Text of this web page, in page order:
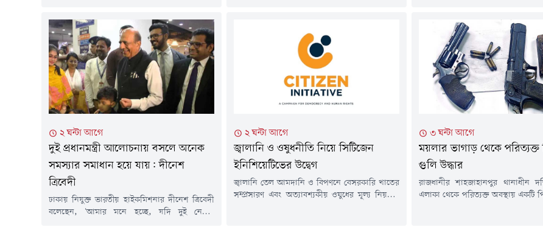
উৎপাদনের সম্ভাবনা কাজে লাগছে না। পাশাপাশি
উন্মুক্ত স্থান, জলাভূমি ও জলাশয়ে বর্জ্য ফেলার কারণে
পরিবেশদূষণ, মিথেন নিঃসরণ, জলাবদ্ধতা, বায়ুদূষণ
ও জনস্বাস্থ্যঝুঁকি বাড়ছে। এ পরিস্থিতিতে বর্জ্যকে বোঝা
হিসেবে না দেখে সম্পদ, জ্বালানি ও অর্থনৈতিক
সম্ভাবনায়...
বাংলাদেশ বর্তমানে শীর্ষ পাঁচ দেশের মধ্যে রয়েছে।
রবিবার (৯ আগস্ট) প্রবাসী কল্যাণ ও বৈদেশিক
কর্মসংস্থানমন্ত্রী আরিফুল হক...
আন্দোলনের ফসল। যারা জুলাইয়ের
করছেন, তাদের শিক্ষা নেওয়া
আগস্ট) বাংলাদেশ মেডিকেল
চিকিৎসকদের...
২ ঘন্টা আগে
দুই প্রধানমন্ত্রী আলোচনায় বসলে অনেক
সমস্যার সমাধান হয়ে যায়: দীনেশ
ত্রিবেদী
ঢাকায় নিযুক্ত ভারতীয় হাইকমিশনার দীনেশ ত্রিবেদী
বলেছেন, 'আমার মনে হচ্ছে, যদি দুই নেতার
২ ঘন্টা আগে
জ্বালানি ও ওষুধনীতি নিয়ে সিটিজেন
ইনিশিয়েটিভের উদ্বেগ
জ্বালানি তেল আমদানি ও বিপণনে বেসরকারি খাতের
সম্প্রসারণ এবং অত্যাবশ্যকীয় ওষুধের মূল্য নিয়ন্ত্রণে
৩ ঘন্টা আগে
ময়লার ভাগাড় থেকে পরিত্যক্ত
গুলি উদ্ধার
রাজধানীর শাহজাহানপুর থানাধীন
এলাকা থেকে পরিত্যক্ত অবস্থায় একটি